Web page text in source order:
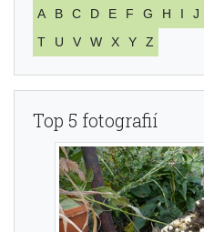
A B C D E F G H I J
T
U V W X Y Z
Top 5 fotografií